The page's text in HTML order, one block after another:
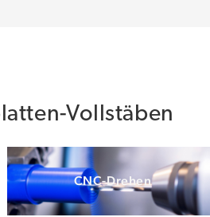
Vollstäben
CNC-Drehen